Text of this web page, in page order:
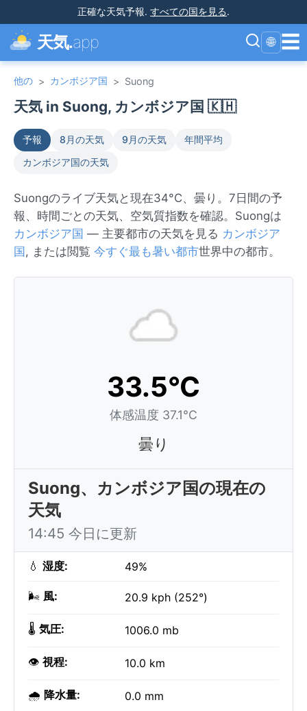
正確な天気予報. すべての国を見る.
天気.app 🌐 ☰
他の > カンボジア国 > Suong
天気 in Suong, カンボジア国 🇰🇭
予報 8月の天気 9月の天気
年間平均
カンボジア国の天気
Suongのライブ天気と現在34°C、曇り。7日間の予
報、時間ごとの天気、空気質指数を確認。Suongは
カンボジア国 — 主要都市の天気を見る カンボジア
国 , または閲覧 今すぐ最も暑い都市世界中の都市。
33.5°C
体感温度 37.1°C
曇り
Suong、カンボジア国の現在の
天気
14:45 今日に更新
💧 湿度: 49%
🌬️ 風: 20.9 kph (252°)
🌡️ 気圧: 1006.0 mb
👁️ 視程: 10.0 km
🌧️ 降水量: 0.0 mm